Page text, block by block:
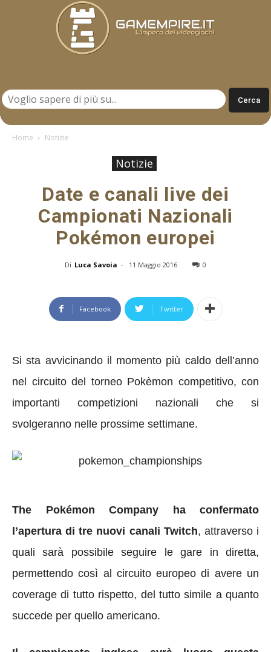
Home Notizie
Notizie
Date e canali live dei
Campionati Nazionali
Pokémon europei
Di Luca Savoia - 11 Maggio 2016 0
Facebook Twitter
Si sta avvicinando il momento più caldo dell’anno
nel circuito del torneo Pokèmon competitivo, con
importanti competizioni nazionali che si
svolgeranno nelle prossime settimane.
The Pokémon Company ha confermato
l’apertura di tre nuovi canali Twitch, attraverso i
quali sarà possibile seguire le gare in diretta,
permettendo così al circuito europeo di avere un
coverage di tutto rispetto, del tutto simile a quanto
succede per quello americano.